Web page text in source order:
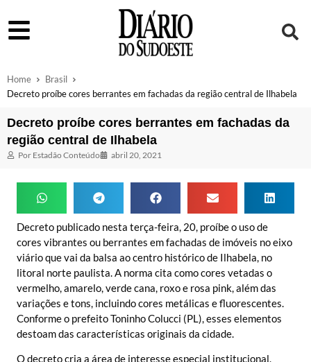
Home
Brasil
Decreto proíbe cores berrantes em fachadas da região central de Ilhabela
Decreto proíbe cores berrantes em fachadas da
região central de Ilhabela
Por Estadão Conteúdo abril 20, 2021
Decreto publicado nesta terça-feira, 20, proíbe o uso de
cores vibrantes ou berrantes em fachadas de imóveis no eixo
viário que vai da balsa ao centro histórico de Ilhabela, no
litoral norte paulista. A norma cita como cores vetadas o
vermelho, amarelo, verde cana, roxo e rosa pink, além das
variações e tons, incluindo cores metálicas e fluorescentes.
Conforme o prefeito Toninho Colucci (PL), esses elementos
destoam das características originais da cidade.
O decreto cria a área de interesse especial institucional,